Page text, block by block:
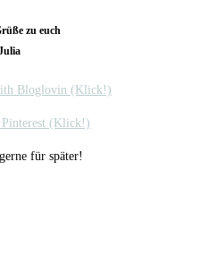
zu euch
Bloglovin (Klick!)
(Klick!)
für später!